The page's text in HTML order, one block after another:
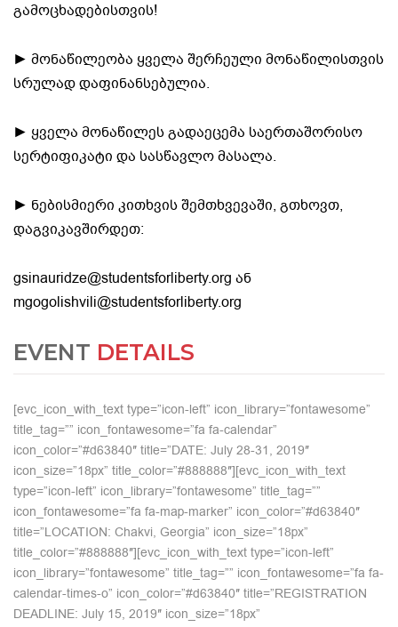
გამოცხადებისთვის!
► მონაწილეობა ყველა შერჩეული მონაწილისთვის
სრულად დაფინანსებულია.
► ყველა მონაწილეს გადაეცემა საერთაშორისო
სერტიფიკატი და სასწავლო მასალა.
► ნებისმიერი კითხვის შემთხვევაში, გთხოვთ,
დაგვიკავშირდეთ:
gsinauridze@studentsforliberty.org ან
mgogolishvili@studentsforliberty.org
EVENT DETAILS
[evc_icon_with_text type=”icon-left” icon_library=”fontawesome”
title_tag=”” icon_fontawesome=”fa fa-calendar”
icon_color=”#d63840″ title=”DATE: July 28-31, 2019″
icon_size=”18px” title_color=”#888888″][evc_icon_with_text
type=”icon-left” icon_library=”fontawesome” title_tag=””
icon_fontawesome=”fa fa-map-marker” icon_color=”#d63840″
title=”LOCATION: Chakvi, Georgia” icon_size=”18px”
title_color=”#888888″][evc_icon_with_text type=”icon-left”
icon_library=”fontawesome” title_tag=”” icon_fontawesome=”fa fa-
calendar-times-o” icon_color=”#d63840″ title=”REGISTRATION
DEADLINE: July 15, 2019″ icon_size=”18px”